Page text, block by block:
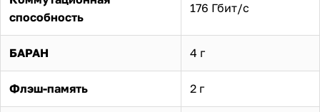
способность
176 Гбит/с
БАРАН 4 г
Флэш-память 2 г